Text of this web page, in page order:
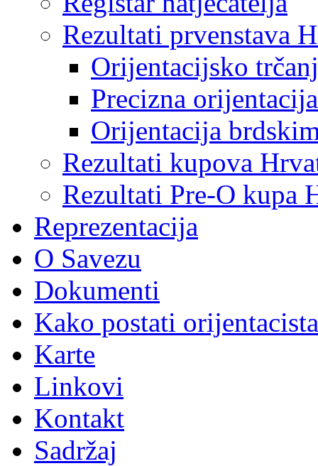
Rezultati prvenstava
Orijentacijsko
Precizna orijentacija
Orijentacija
Rezultati kupova
Rezultati Pre-O kupa
Reprezentacija
O Savezu
Dokumenti
Kako postati
Karte
Linkovi
Kontakt
Sadržaj